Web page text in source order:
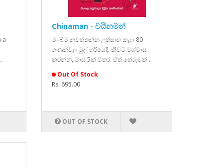
a
Chinaman - චයිනමන්
මං බීම නවත්තන්න උත්සාහ කළා 80
ගණන්වල මුල් හරියෙදි. කීවට විශ්වාස
කරන්න, මාස 5ක් විතර. ඒත් තේරුමක් ..
Out Of Stock
Rs. 695.00
OUT OF STOCK